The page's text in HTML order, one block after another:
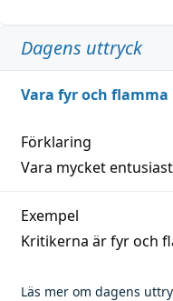
Dagens uttryck
Vara fyr och flamma
Förklaring
Vara mycket
Exempel
Kritikerna är fyr och
Läs mer om dagens